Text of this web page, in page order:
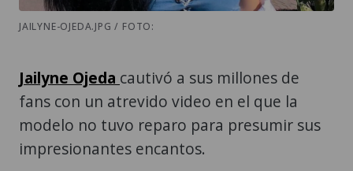
JAILYNE-OJEDA.JPG / FOTO:
Jailyne Ojeda cautivó a sus millones de
fans con un atrevido video en el que la
modelo no tuvo reparo para presumir sus
impresionantes encantos.